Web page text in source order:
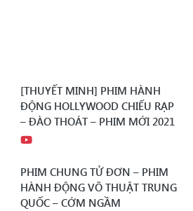
[THUYẾT MINH] PHIM HÀNH
ĐỘNG HOLLYWOOD CHIẾU RẠP
– ĐÀO THOÁT – PHIM MỚI 2021
PHIM CHUNG TỬ ĐƠN – PHIM
HÀNH ĐỘNG VÕ THUẬT TRUNG
QUỐC – CỚM NGẦM